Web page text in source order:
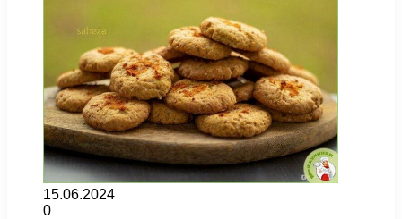
15.06.2024
0